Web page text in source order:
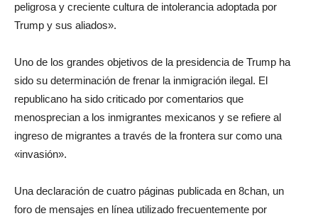
peligrosa y creciente cultura de intolerancia adoptada por
Trump y sus aliados».
Uno de los grandes objetivos de la presidencia de Trump ha
sido su determinación de frenar la inmigración ilegal. El
republicano ha sido criticado por comentarios que
menosprecian a los inmigrantes mexicanos y se refiere al
ingreso de migrantes a través de la frontera sur como una
«invasión».
Una declaración de cuatro páginas publicada en 8chan, un
foro de mensajes en línea utilizado frecuentemente por